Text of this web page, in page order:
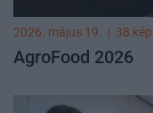
2026. május 19. | 38 kép
AgroFood 2026